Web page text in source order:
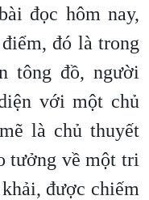
đọc hôm nay,
đó là trong
tông đồ, người
với một chủ
là chủ thuyết
tưởng về một tri
được chiếm